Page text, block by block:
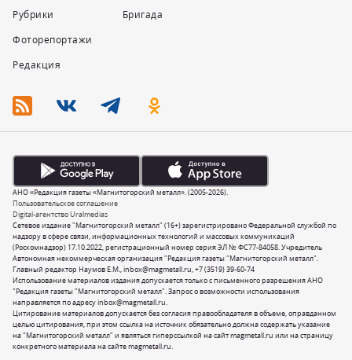
Рубрики
Фоторепортажи
Редакция
Бригада
Сетевое издание "Магнитогорский металл" (16+) зарегистрировано Федеральной службой по
надзору в сфере связи, информационных технологий и массовых коммуникаций
(Роскомнадзор) 17.10.2022, регистрационный номер серия ЭЛ № ФС77-84058. Учредитель
Автономная некоммерческая организация "Редакция газеты "Магнитогорский металл".
Главный редактор Наумов Е.М.,inbox@magmetall.ru,+7 (3519) 39-60-74
Использование материалов издания допускается только с письменного разрешения АНО
"Редакция газеты "Магнитогорский металл". Запрос о возможности использования
направляется по адресуinbox@magmetall.ru.
Цитирование материалов допускается без согласия правообладателя в объеме, оправданном
целью цитирования, при этом ссылка на источник обязательно должна содержать указание
на "Магнитогорский металл" и являться гиперссылкой на сайт magmetall.ru или на страницу
конкретного материала на сайте magmetall.ru.
Пользовательское соглашение
Digital-агентство Uralmedias
АНО «Редакция газеты «Магнитогорский металл». (2005-2026).